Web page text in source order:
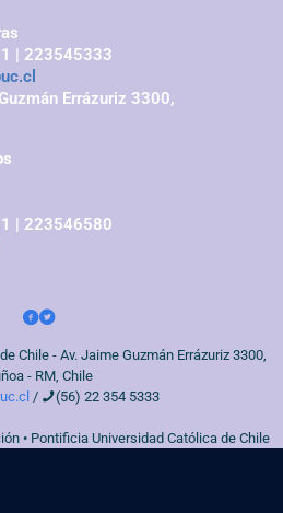
| 223545333
Errázuriz 3300,
| 223546580
Chile - Av. Jaime Guzmán Errázuriz 3300,
- RM, Chile
/ (56) 22 354 5333
• Pontificia Universidad Católica de Chile